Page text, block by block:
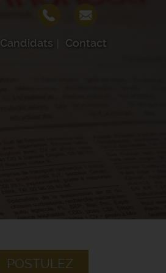
Candidats Contact
POSTULEZ